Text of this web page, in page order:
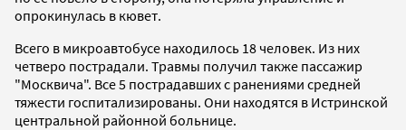
опрокинулась в кювет.
Всего в микроавтобусе находилось 18 человек. Из них
четверо пострадали. Травмы получил также пассажир
"Москвича". Все 5 пострадавших с ранениями средней
тяжести госпитализированы. Они находятся в Истринской
центральной районной больнице.